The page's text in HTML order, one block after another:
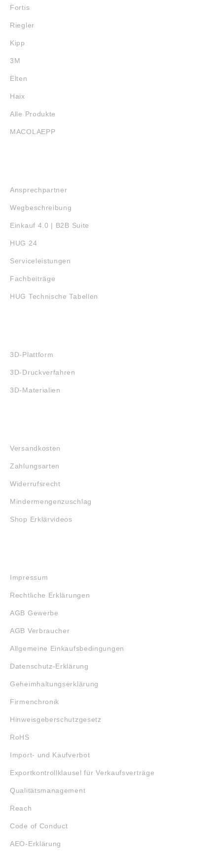
Fortis
Riegler
Kipp
3M
Elten
Haix
Alle Produkte
MACOLAEPP
Ansprechpartner
Wegbeschreibung
Einkauf 4.0 | B2B Suite
HUG 24
Serviceleistungen
Fachbeiträge
HUG Technische Tabellen
3D-Plattform
3D-Druckverfahren
3D-Materialien
Versandkosten
Zahlungsarten
Widerrufsrecht
Mindermengenzuschlag
Shop Erklärvideos
Impressum
Rechtliche Erklärungen
AGB Gewerbe
AGB Verbraucher
Allgemeine Einkaufsbedingungen
Datenschutz-Erklärung
Geheimhaltungserklärung
Firmenchronik
Hinweisgeberschutzgesetz
RoHS
Import- und Kaufverbot
Exportkontrollklausel für Verkaufsverträge
Qualitätsmanagement
Reach
Code of Conduct
AEO-Erklärung